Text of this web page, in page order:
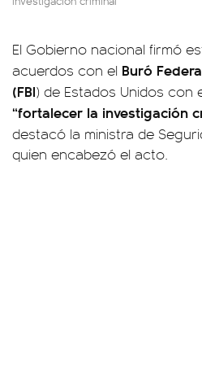
El Gobierno nacional firmó
acuerdos con el Buró
(FBI) de Estados Unidos con
“fortalecer la investigación
destacó la ministra de
quien encabezó el acto.